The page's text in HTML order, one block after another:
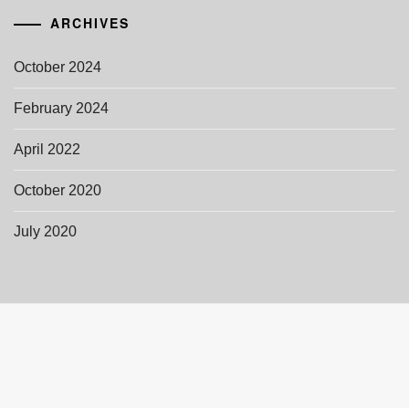
ARCHIVES
October 2024
February 2024
April 2022
October 2020
July 2020